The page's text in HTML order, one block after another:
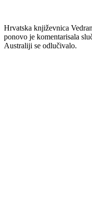
Hrvatska književnica
ponovo je komentarisala
Australiji se odlučivalo.